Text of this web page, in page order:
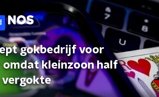
gokbedrijf voor
kleinzoon half
vergokte